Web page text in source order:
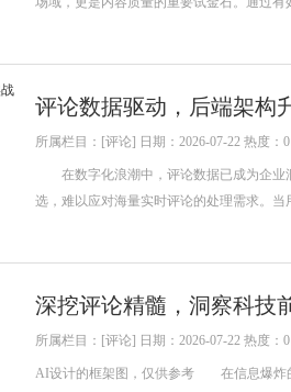
评论数据驱动，后端架构
所属栏目：[评论] 日期：2026-07-22 热度：0
在数字化浪潮中，评论数据已成为企业
选，难以应对海量实时评论的处理需求。
深挖评论精髓，洞察科技
所属栏目：[评论] 日期：2026-07-22 热度：0
AI设计的框架图，仅供参考 在信息爆炸